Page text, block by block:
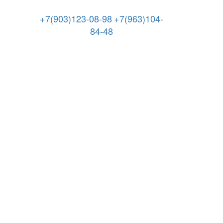
+7(903)123-08-98 +7(963)104-
84-48